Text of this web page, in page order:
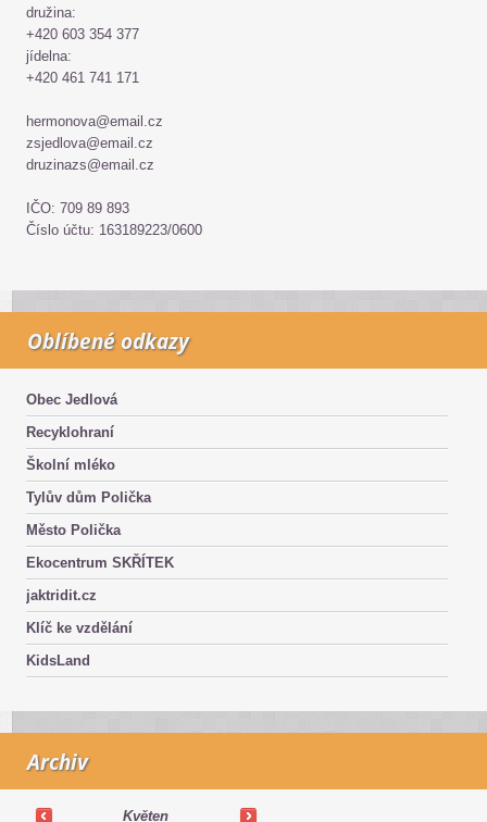
družina:
+420 603 354 377
jídelna:
+420 461 741 171
hermonova@email.cz
zsjedlova@email.cz
druzinazs@email.cz
IČO: 709 89 893
Číslo účtu: 163189223/0600
Oblíbené odkazy
Obec Jedlová
Recyklohraní
Školní mléko
Tylův dům Polička
Město Polička
Ekocentrum SKŘÍTEK
jaktridit.cz
Klíč ke vzdělání
KidsLand
Archiv
Květen